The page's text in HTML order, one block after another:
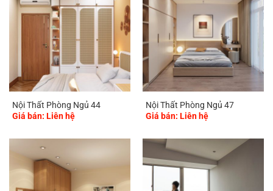
Nội Thất Phòng Ngủ 44
Giá bán: Liên hệ
Nội Thất Phòng Ngủ 47
Giá bán: Liên hệ